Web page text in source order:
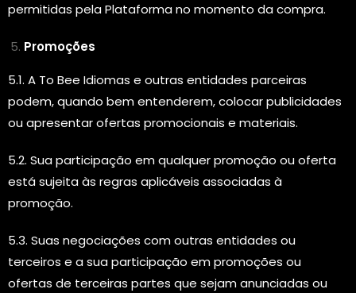
permitidas pela Plataforma no momento da compra.
Promoções
5.1. A To Bee Idiomas e outras entidades parceiras
podem, quando bem entenderem, colocar publicidades
ou apresentar ofertas promocionais e materiais.
5.2. Sua participação em qualquer promoção ou oferta
está sujeita às regras aplicáveis associadas à
promoção.
5.3. Suas negociações com outras entidades ou
terceiros e a sua participação em promoções ou
ofertas de terceiras partes que sejam anunciadas ou